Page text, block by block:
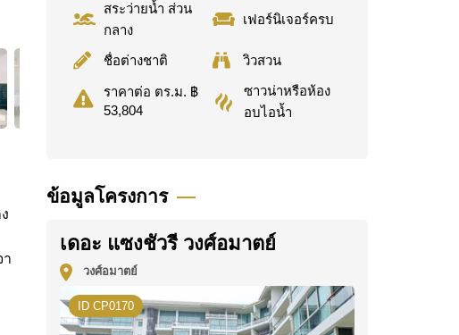
สระว่ายน้ำ ส่วน
กลาง
เฟอร์นิเจอร์ครบ
ชื่อต่างชาติ วิวสวน
ราคาต่อ ตร.ม. ฿
53,804
ซาวน่าหรือห้อง
อบไอน้ำ
ข้อมูลโครงการ
เดอะ แซงชัวรี วงศ์อมาตย์
วงศ์อมาตย์
ID CP0170